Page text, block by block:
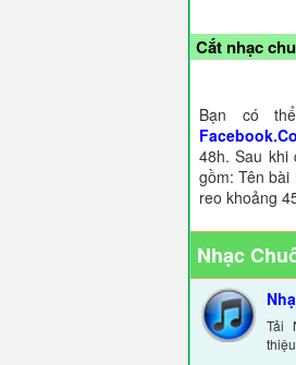
Cắt nhạc
Bạn có
48h. Sau khi
gồm: Tên
reo khoảng
Nhạc
Tải